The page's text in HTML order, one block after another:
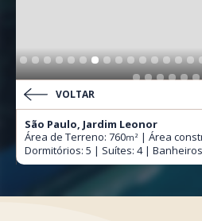
VOLTAR
São Paulo, Jardim Leonor
Área de Terreno: 760m² | Área
Dormitórios: 5 | Suítes: 4 |